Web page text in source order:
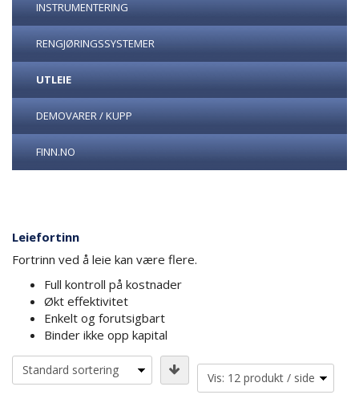
INSTRUMENTERING
RENGJØRINGSSYSTEMER
UTLEIE
DEMOVARER / KUPP
FINN.NO
Leiefortinn
Fortrinn ved å leie kan være flere.
Full kontroll på kostnader
Økt effektivitet
Enkelt og forutsigbart
Binder ikke opp kapital